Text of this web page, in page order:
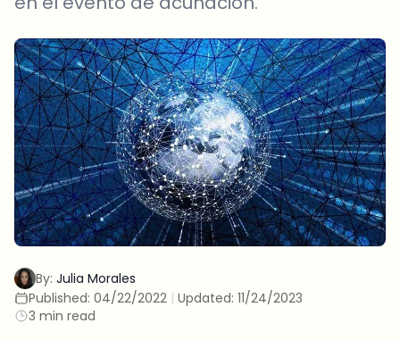
By: Julia Morales
Published: 04/22/2022 | Updated: 11/24/2023
3 min read